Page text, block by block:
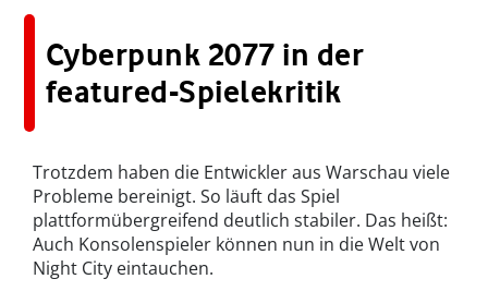
Cyberpunk 2077 in der
featured-Spielekritik
Trotzdem haben die Entwickler aus Warschau viele
Probleme bereinigt. So läuft das Spiel
plattformübergreifend deutlich stabiler. Das heißt:
Auch Konsolenspieler können nun in die Welt von
Night City eintauchen.